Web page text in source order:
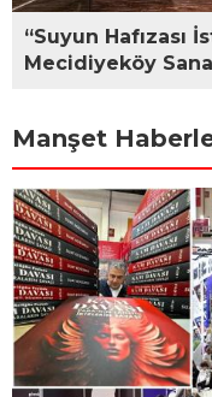
“Suyun Hafızası
Mecidiyeköy
Manşet